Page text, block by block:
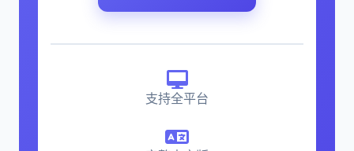
支持全平台